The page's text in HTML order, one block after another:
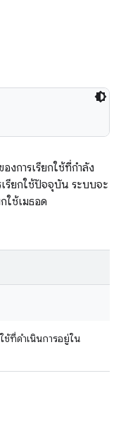
งการเรียกใช้ที่กำลัง
รียกใช้ปัจจุบัน ระบบจะ
ใช้เมธอด
ช้ที่ดำเนินการอยู่ใน